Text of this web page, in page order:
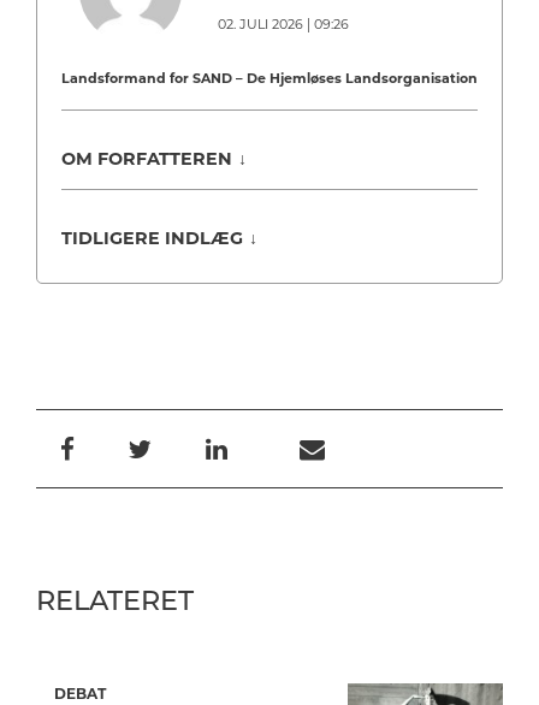
02. JULI 2026 | 09:26
Landsformand for SAND – De Hjemløses Landsorganisation
OM FORFATTEREN ↓
TIDLIGERE INDLÆG ↓
RELATERET
DEBAT